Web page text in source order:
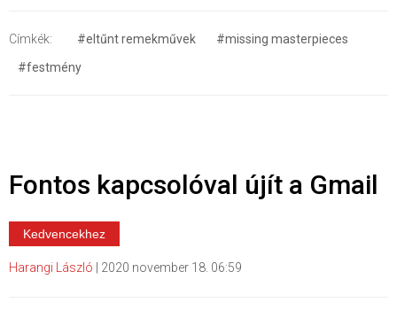
Címkék: #eltűnt remekművek
#missing masterpieces
#festmény
Fontos kapcsolóval újít a Gmail
Kedvencekhez
Harangi László | 2020 november 18. 06:59